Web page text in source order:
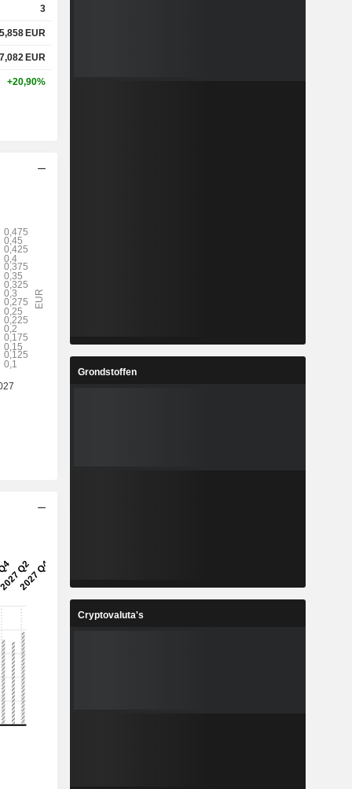
3
5,858 EUR
7,082 EUR
+20,90%
Grondstoffen
Cryptovaluta's